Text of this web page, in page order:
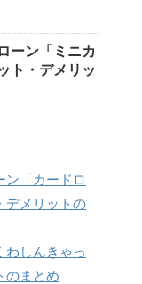
ーン「ミニカ
ト・デメリッ
ン「カードロ
デメリットの
わしんきゃっ
のまとめ